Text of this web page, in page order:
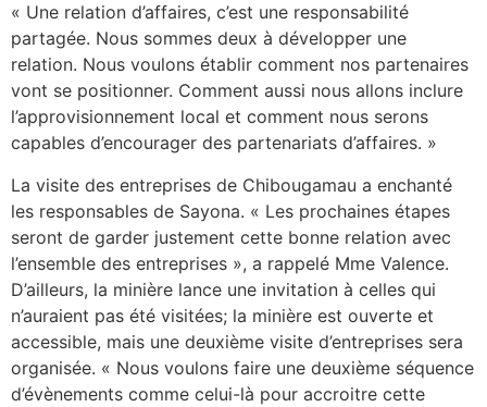
« Une relation d’affaires, c’est une responsabilité
partagée. Nous sommes deux à développer une
relation. Nous voulons établir comment nos partenaires
vont se positionner. Comment aussi nous allons inclure
l’approvisionnement local et comment nous serons
capables d’encourager des partenariats d’affaires. »
La visite des entreprises de Chibougamau a enchanté
les responsables de Sayona. « Les prochaines étapes
seront de garder justement cette bonne relation avec
l’ensemble des entreprises », a rappelé Mme Valence.
D’ailleurs, la minière lance une invitation à celles qui
n’auraient pas été visitées; la minière est ouverte et
accessible, mais une deuxième visite d’entreprises sera
organisée. « Nous voulons faire une deuxième séquence
d’évènements comme celui-là pour accroitre cette